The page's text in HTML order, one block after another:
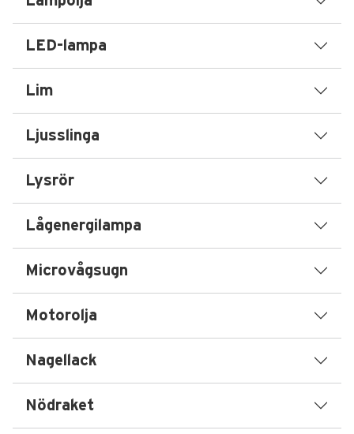
LED-lampa
Lim
Ljusslinga
Lysrör
Lågenergilampa
Microvågsugn
Motorolja
Nagellack
Nödraket